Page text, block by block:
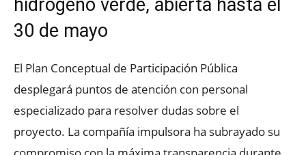
hidrógeno verde, abierta hasta el
30 de mayo
El Plan Conceptual de Participación Pública
desplegará puntos de atención con personal
especializado para resolver dudas sobre el
proyecto. La compañía impulsora ha subrayado su